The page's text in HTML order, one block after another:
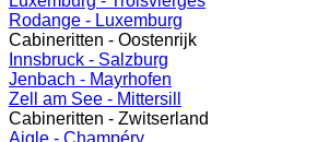
Rodange - Luxemburg
Cabineritten - Oostenrijk
Innsbruck - Salzburg
Jenbach - Mayrhofen
Zell am See - Mittersill
Cabineritten - Zwitserland
Aigle - Champéry